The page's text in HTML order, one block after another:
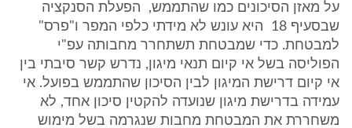
על מאזן הסיכונים כמו שהתממש, הפעלת הסנקציה
שבסעיף 18 היא עונש לא מידתי כלפי המפר ו"פרס"
למבטחת. כדי שמבטחת תשתחרר מחבותה עפ"י
הפוליסה בשל אי קיום תנאי מיגון, נדרש קשר סיבתי בין
אי קיום דרישת המיגון לבין הסיכון שהתממש בפועל. אי
עמידה בדרישת מיגון שנועדה להקטין סיכון אחד, לא
משחררת את המבטחת מחבות שנגרמה בשל מימוש